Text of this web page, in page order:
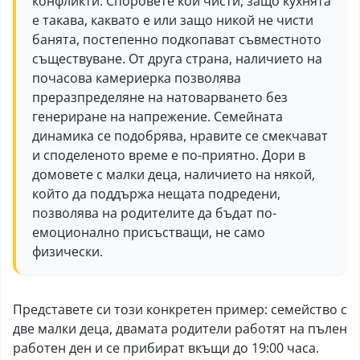
е такава, каквато е или защо никой не чисти
банята, постепенно подкопават съвместното
съществуване. От друга страна, наличието на
почасова камериерка позволява
преразпределяне на натоварването без
генериране на напрежение. Семейната
динамика се подобрява, нравите се смекчават
и споделеното време е по-приятно. Дори в
домовете с малки деца, наличието на някой,
който да поддържа нещата подредени,
позволява на родителите да бъдат по-
емоционално присъстващи, не само
физически.
Представете си този конкретен пример: семейство с
две малки деца, двамата родители работят на пълен
работен ден и се прибират вкъщи до 19:00 часа.